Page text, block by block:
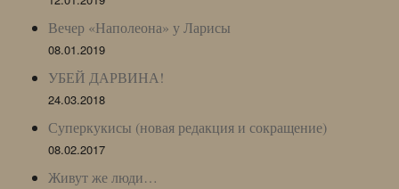
Вечер «Наполеона» у Ларисы
08.01.2019
УБЕЙ ДАРВИНА!
24.03.2018
Суперкукисы (новая редакция и сокращение)
08.02.2017
Живут же люди…